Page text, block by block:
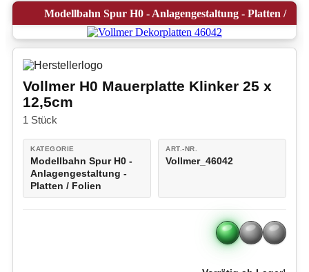
Modellbahn Spur H0 - Anlagengestaltung - Platten /
Folien
Vollmer H0 Mauerplatte Klinker 25 x
12,5cm
1 Stück
KATEGORIE
Modellbahn Spur H0 -
Anlagengestaltung -
Platten / Folien
ART.-NR.
Vollmer_46042